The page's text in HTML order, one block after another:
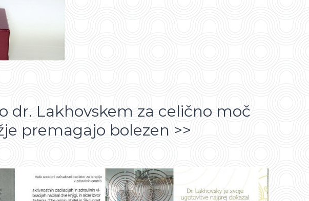
dr. Lakhovskem za celično moč
premagajo bolezen >>